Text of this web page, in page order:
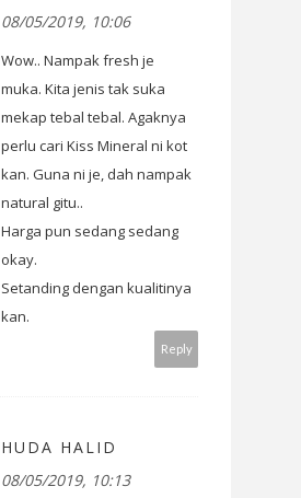
08/05/2019, 10:06
Wow.. Nampak fresh je
muka. Kita jenis tak suka
mekap tebal tebal. Agaknya
perlu cari Kiss Mineral ni kot
kan. Guna ni je, dah nampak
natural gitu..
Harga pun sedang sedang
okay.
Setanding dengan kualitinya
kan.
Reply
HUDA HALID
08/05/2019, 10:13